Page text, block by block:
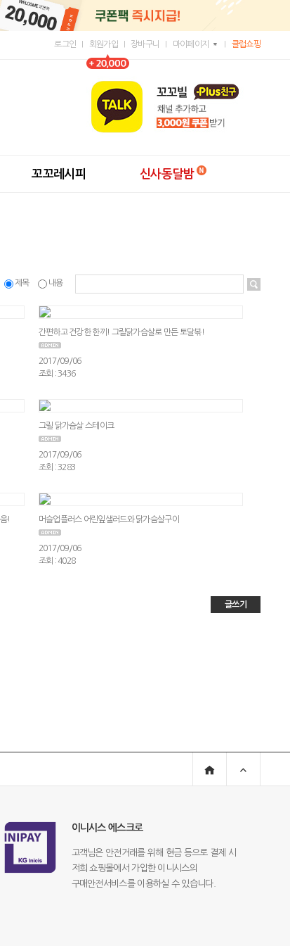
로그인 회원가입 장바구니 마이페이지 클럽쇼핑
꼬꼬레시피 신사동달밤
제목 내용
간편하고 건강한 한끼! 그릴닭가슴살로 만든 토달볶!
2017/09/06
조회 : 3436
그릴 닭가슴살 스테이크
2017/09/06
조회 : 3283
! 머슬업플러스 어린잎샐러드와 닭가슴살구이
2017/09/06
조회 : 4028
글쓰기
이니시스 에스크로
고객님은 안전거래를 위해 현금 등으로 결제 시
저희 쇼핑몰에서 가입한 이니시스의
구매안전서비스를 이용하실 수 있습니다.